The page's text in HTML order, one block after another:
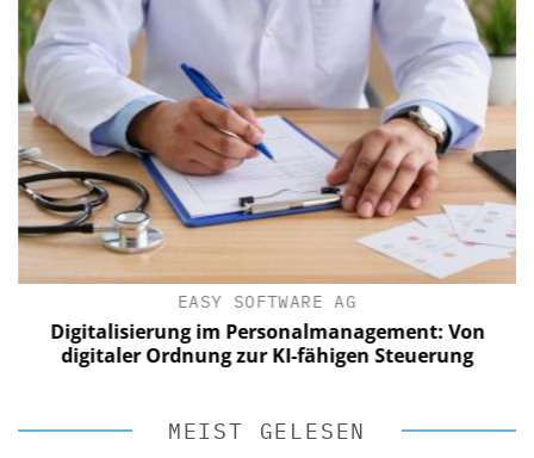
EASY SOFTWARE AG
Digitalisierung im Personalmanagement: Von
digitaler Ordnung zur KI-fähigen Steuerung
MEIST GELESEN